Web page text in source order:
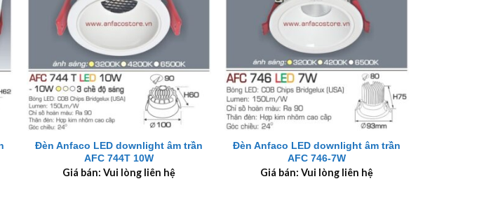
+
Đèn Anfaco LED downlight âm trần
AFC 744T 10W
Giá bán: Vui lòng liên hệ
+
Đèn Anfaco LED downlight âm trần
AFC 746-7W
Giá bán: Vui lòng liên hệ